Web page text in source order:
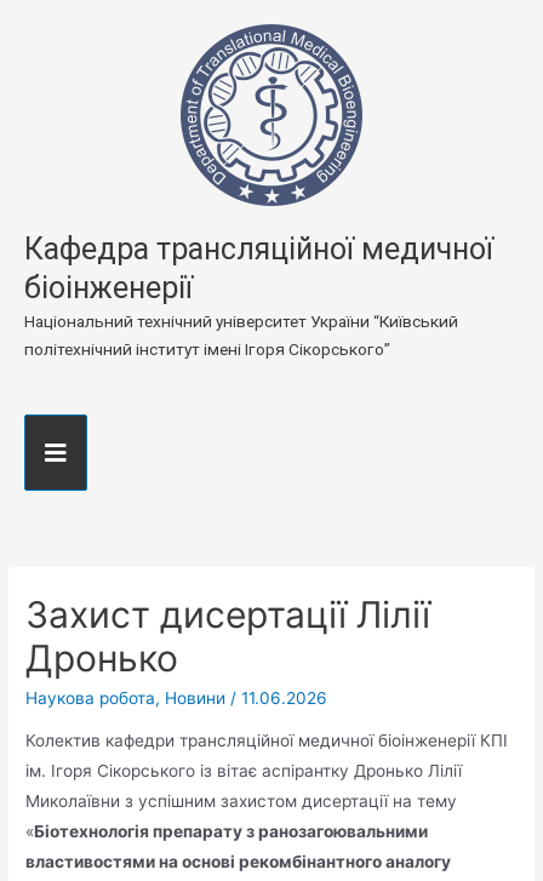
Кафедра трансляційної медичної
біоінженерії
Національний технічний університет України “Київський
політехнічний інститут імені Ігоря Сікорського”
Захист дисертації Лілії
Дронько
Наукова робота, Новини /11.06.2026
Колектив кафедри трансляційної медичної біоінженерії КПІ
ім. Ігоря Сікорського із вітає аспірантку Дронько Лілії
Миколаївни з успішним захистом дисертації на тему
«Біотехнологія препарату з ранозагоювальними
властивостями на основі рекомбінантного аналогу